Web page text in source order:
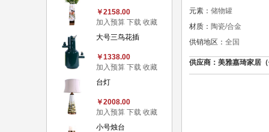
￥2158.00
加入预算 下载 收藏
大号三鸟花插
￥1338.00
加入预算 下载 收藏
台灯
￥2008.00
加入预算 下载 收藏
小号烛台
元素： 储物罐
材质： 陶瓷/合金
供销地区： 全国
供应商：美雅嘉琦家居